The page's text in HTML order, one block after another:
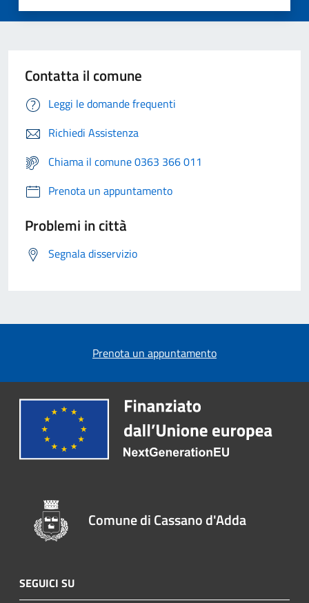
Contatta il comune
Leggi le domande frequenti
Richiedi Assistenza
Chiama il comune 0363 366 011
Prenota un appuntamento
Problemi in città
Segnala disservizio
Prenota un appuntamento
Comune di Cassano d'Adda
SEGUICI SU